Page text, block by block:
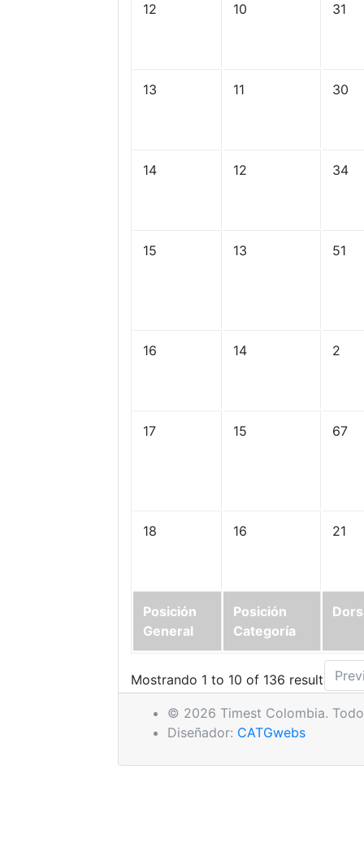
Posición
General
Posición
Categoría
12 10 31
13 11 30
14 12 34
15 13 51
16 14 2
17 15 67
18 16 21
Mostrando 1 to 10 of 136 resultados
© 2026 Timest Colombia.
Diseñador: CATGwebs